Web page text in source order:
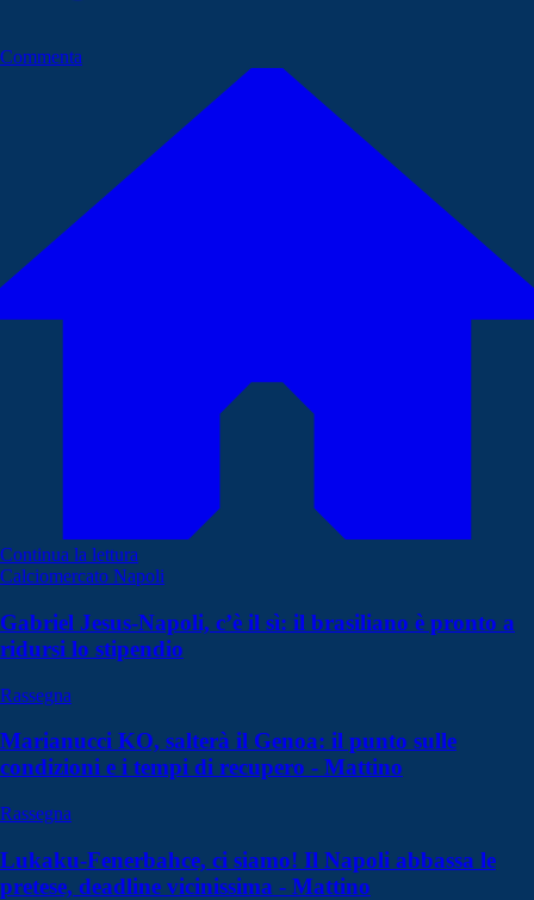
Commenta
Continua la lettura
Calciomercato Napoli
Gabriel Jesus-Napoli, c’è il sì: il brasiliano è pronto a
ridursi lo stipendio
Rassegna
Marianucci KO, salterà il Genoa: il punto sulle
condizioni e i tempi di recupero - Mattino
Rassegna
Lukaku-Fenerbahce, ci siamo! Il Napoli abbassa le
pretese, deadline vicinissima - Mattino